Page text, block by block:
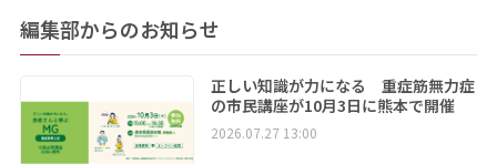
編集部からのお知らせ
正しい知識が力になる 重症筋無力症
の市民講座が10月3日に熊本で開催
2026.07.27 13:00